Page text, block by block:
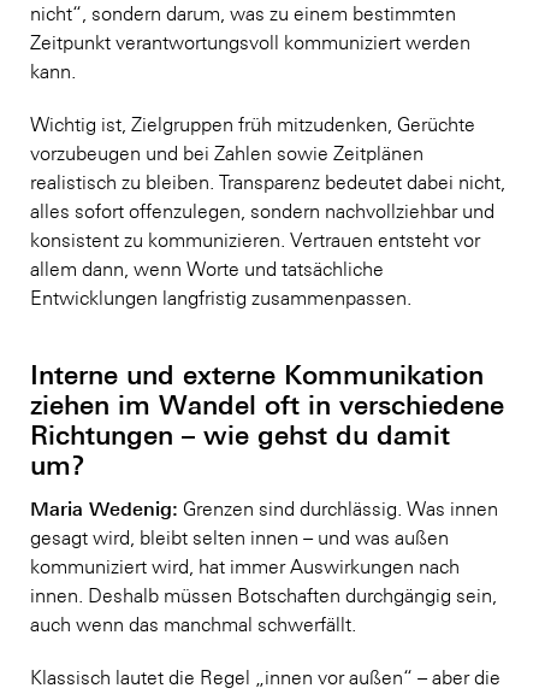
nicht“, sondern darum, was zu einem bestimmten
Zeitpunkt verantwortungsvoll kommuniziert werden
kann.
Wichtig ist, Zielgruppen früh mitzudenken, Gerüchte
vorzubeugen und bei Zahlen sowie Zeitplänen
realistisch zu bleiben. Transparenz bedeutet dabei nicht,
alles sofort offenzulegen, sondern nachvollziehbar und
konsistent zu kommunizieren. Vertrauen entsteht vor
allem dann, wenn Worte und tatsächliche
Entwicklungen langfristig zusammenpassen.
Interne und externe Kommunikation
ziehen im Wandel oft in verschiedene
Richtungen – wie gehst du damit
um?
Maria Wedenig: Grenzen sind durchlässig. Was innen
gesagt wird, bleibt selten innen – und was außen
kommuniziert wird, hat immer Auswirkungen nach
innen. Deshalb müssen Botschaften durchgängig sein,
auch wenn das manchmal schwerfällt.
Klassisch lautet die Regel „innen vor außen“ – aber die